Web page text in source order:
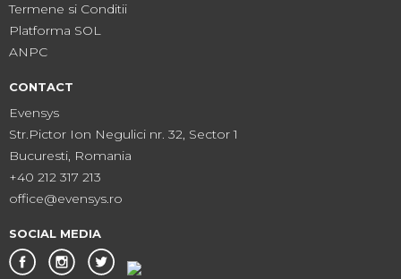
Termene si Conditii
Platforma SOL
ANPC
CONTACT
Evensys
Str.Pictor Ion Negulici nr. 32, Sector 1
Bucuresti, Romania
+40 212 317 213
office@evensys.ro
SOCIAL MEDIA